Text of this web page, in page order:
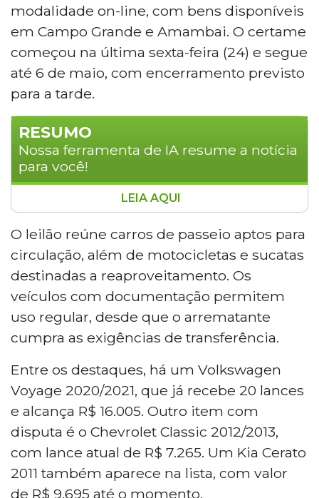
modalidade on-line, com bens disponíveis
em Campo Grande e Amambai. O certame
começou na última sexta-feira (24) e segue
até 6 de maio, com encerramento previsto
para a tarde.
RESUMO
Nossa ferramenta de IA resume a notícia
para você!
O Tribunal de Justiça de Mato Grosso do Sul
realiza leilão on-line de veículos apreendidos
em ações penais, com lances a partir de R$
4.545. O certame, iniciado em 24 de abril,
encerra-se em 6 de maio, com bens em Campo
Grande e Amambai. Entre os destaques estão
um VW Voyage 2020/2021 com lances de R$
16.005 e sucatas a partir de R$ 30. A vistoria
sem testes mecânicos.
LEIA AQUI
O leilão reúne carros de passeio aptos para
circulação, além de motocicletas e sucatas
destinadas a reaproveitamento. Os
veículos com documentação permitem
uso regular, desde que o arrematante
cumpra as exigências de transferência.
Entre os destaques, há um Volkswagen
Voyage 2020/2021, que já recebe 20 lances
e alcança R$ 16.005. Outro item com
disputa é o Chevrolet Classic 2012/2013,
com lance atual de R$ 7.265. Um Kia Cerato
2011 também aparece na lista, com valor
de R$ 9.695 até o momento.